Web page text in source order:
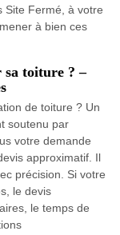
Site Fermé, à votre
à bien ces
sa toiture ? –
de toiture ? Un
soutenu par
votre demande
approximatif. Il
précision. Si votre
le devis
le temps de